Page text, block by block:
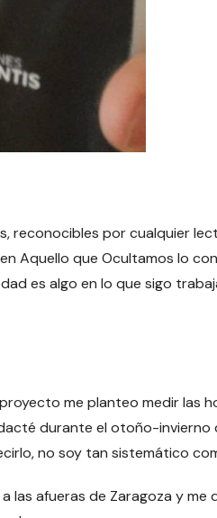
reconocibles por cualquier
Aquello que Ocultamos lo
es algo en lo que sigo
me planteo medir las
durante el otoño-invierno
no soy tan sistemático
afueras de Zaragoza y me